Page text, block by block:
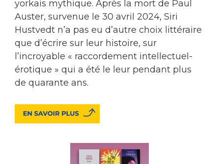
yorkais mythique. Après la mort de Paul
Auster, survenue le 30 avril 2024, Siri
Hustvedt n’a pas eu d’autre choix littéraire
que d’écrire sur leur histoire, sur
l’incroyable « raccordement intellectuel-
érotique » qui a été le leur pendant plus
de quarante ans.